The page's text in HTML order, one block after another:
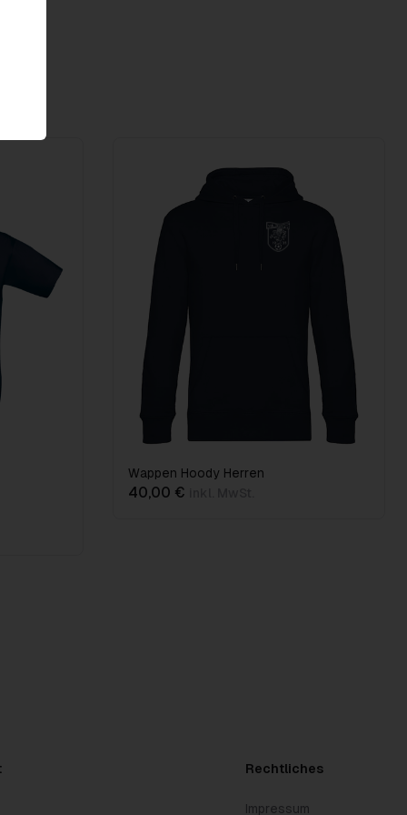
Wappen Hoody Herren
40,00 €
Rechtliches
Impressum